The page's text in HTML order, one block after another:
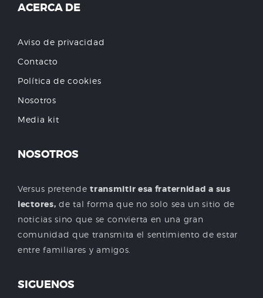
ACERCA DE
Aviso de privacidad
Contacto
Política de cookies
Nosotros
Media kit
NOSOTROS
Versus pretendetransmitir esa fraternidad a sus
lectores, de tal forma que no solo sea un sitio de
noticias sino que se convierta en una gran
comunidad que transmita el sentimiento de estar
entre familiares y amigos.
SIGUENOS